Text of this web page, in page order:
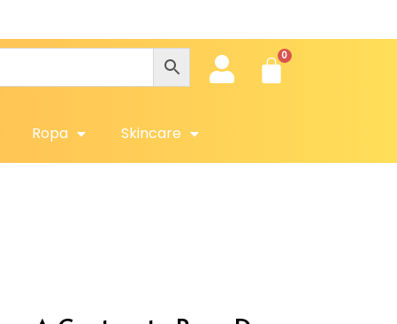
Ropa Skincare